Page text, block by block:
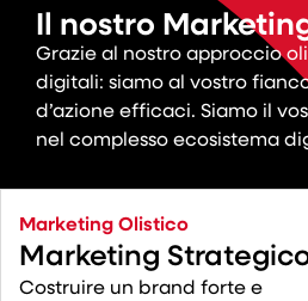
Il nostro
Grazie al nostro approccio
digitali: siamo al vostro
d’azione efficaci. Siamo il
nel complesso ecosistema
Marketing Olistico
Marketing
Costruire un brand forte e